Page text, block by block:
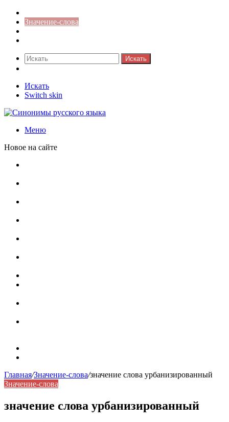
Значение-слова
Искать
Искать
Switch skin
Меню
Новое на сайте
Главная/Значение-слова/значение слова урбанизированный
Значение-слова
значение слова урбанизированный